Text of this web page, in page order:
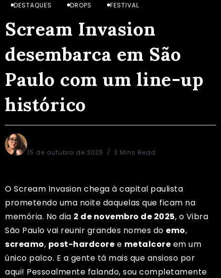
DESTAQUES DROPS FESTIVAL
Scream Invasion
desembarca em São
Paulo com um line-up
histórico
15 de outubro de 2025 3 Mins Read
O Scream Invasion chega à capital paulista
prometendo uma noite daquelas que ficam na
memória. No dia 2 de novembro de 2025, o Vibra
São Paulo vai reunir grandes nomes do emo,
screamo, post-hardcore e metalcore em um
único palco. E a gente tá mais que ansioso por
aqui! Pessoalmente falando, sou completamente